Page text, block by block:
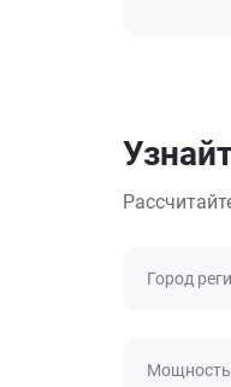
Город